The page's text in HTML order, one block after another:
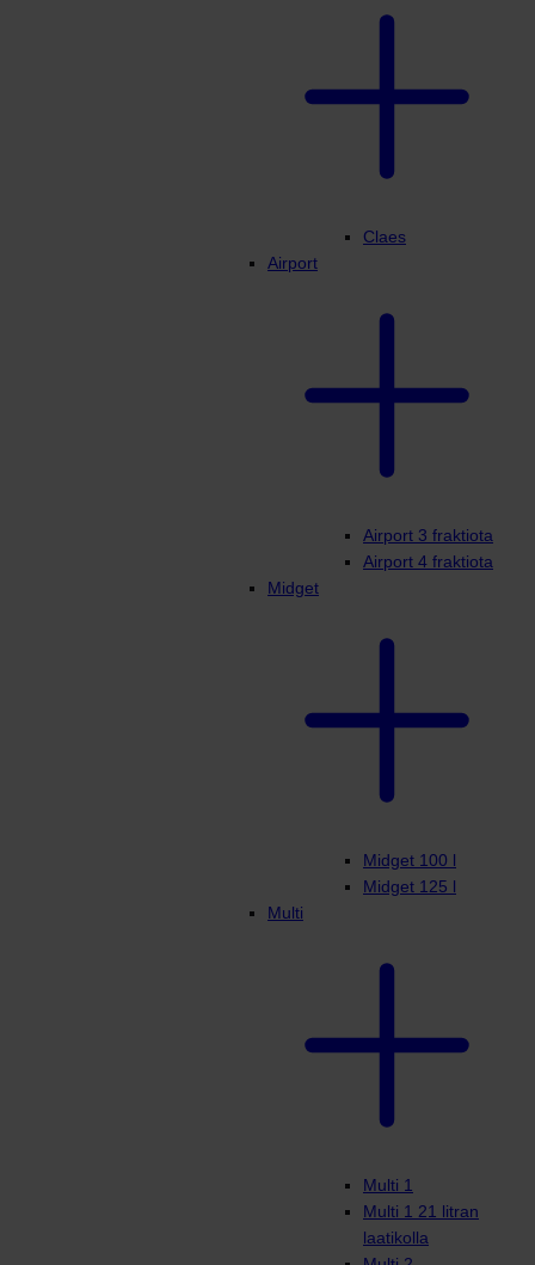
Claes
Airport
Airport 3 fraktiota
Airport 4 fraktiota
Midget
Midget 100 l
Midget 125 l
Multi
Multi 1
Multi 1 21 litran
laatikolla